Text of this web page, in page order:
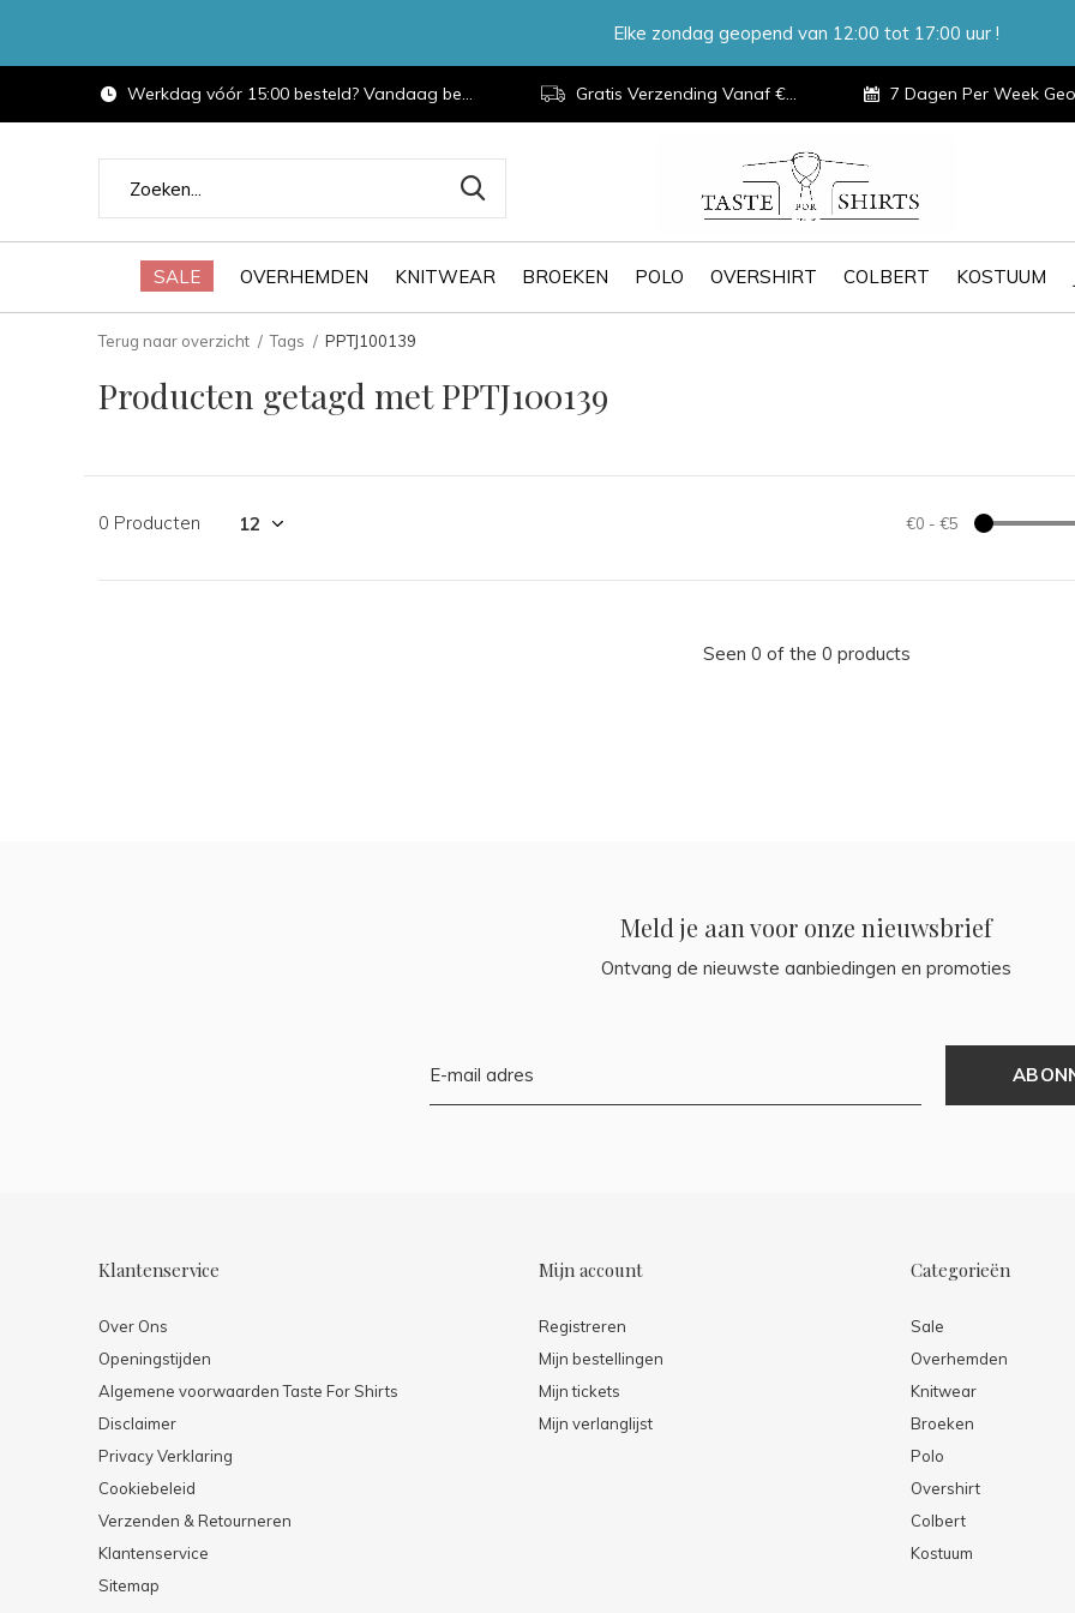
SALE OVERHEMDEN KNITWEAR BROEKEN POLO OVERSHIRT COLBERT KOSTUUM
Werkdag vóór 15:00 besteld? Vandaag bezorgd. Gratis Verzending Vanaf €100,- 7 Dagen Per Week Geopend
Elke zondag geopend van 12:00 tot 17:00 uur !
Terug naar overzicht Tags PPTJ100139
Producten getagd met PPTJ100139
0 Producten €0 - €5
Seen 0 of the 0 products
Meld je aan voor onze nieuwsbrief
Ontvang de nieuwste aanbiedingen en promoties
Klantenservice
Over Ons
Openingstijden
Algemene voorwaarden Taste For Shirts
Disclaimer
Privacy Verklaring
Cookiebeleid
Verzenden & Retourneren
Klantenservice
Sitemap
Mijn account
Registreren
Mijn bestellingen
Mijn tickets
Mijn verlanglijst
Categorieën
Sale
Overhemden
Knitwear
Broeken
Polo
Overshirt
Colbert
Kostuum